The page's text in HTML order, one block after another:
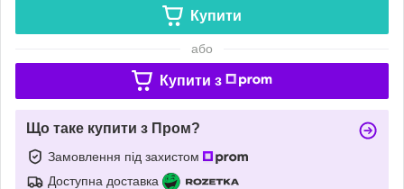
Купити
або
Купити з
Що таке купити з Пром?
Замовлення під захистом
Доступна доставка